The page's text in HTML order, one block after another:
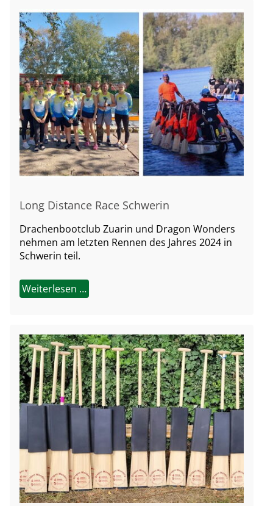
Long Distance Race Schwerin
Drachenbootclub Zuarin und Dragon Wonders
nehmen am letzten Rennen des Jahres 2024 in
Schwerin teil.
Weiterlesen …